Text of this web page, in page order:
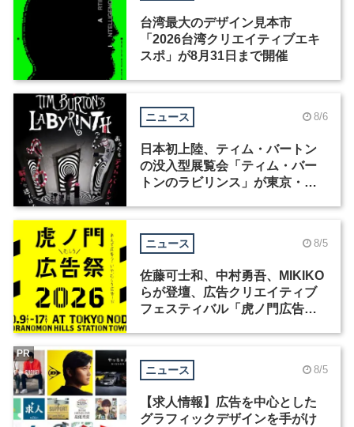
台湾最大のデザイン見本市
「2026台湾クリエイティブエキ
スポ」が8月31日まで開催
ニュース 8/6
日本初上陸、ティム・バートン
の没入型展覧会「ティム・バー
トンのラビリンス」が東京・豊
ニュース 8/5
佐藤可士和、中村勇吾、MIKIKO
らが登壇、広告クリエイティブ
フェスティバル「虎ノ門広告
ニュース 8/5
【求人情報】広告を中心とした
グラフィックデザインを手がけ
PR